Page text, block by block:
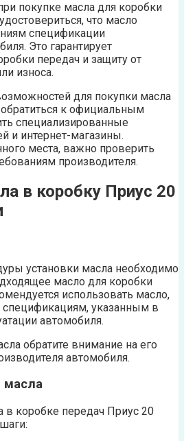
покупке масла для коробки
что масло
спецификации
Это гарантирует
передач и защиту от
износа.
для покупки масла
к официальным
специализированные
и интернет-магазины.
места, важно проверить
производителя.
в коробку Приус 20
установки масла необходимо
масло для коробки
использовать масло,
спецификациям, указанным в
автомобиля.
обратите внимание на его
автомобиля.
масла
коробке передач Приус 20